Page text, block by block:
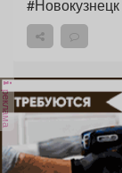
реклама